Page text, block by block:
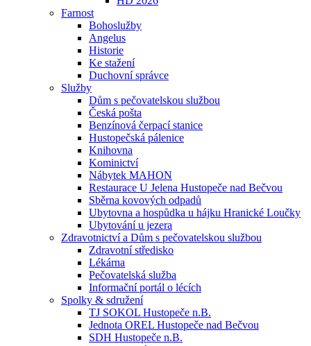
Farnost
Bohoslužby
Angelus
Historie
Ke stažení
Duchovní správce
Služby
Dům s pečovatelskou službou
Česká pošta
Benzínová čerpací stanice
Hustopečská pálenice
Knihovna
Kominictví
Nábytek MAHON
Restaurace U Jelena Hustopeče nad Bečvou
Sběrna kovových odpadů
Ubytovna a hospůdka u hájku Hranické Loučky
Ubytování u jezera
Zdravotnictví a Dům s pečovatelskou službou
Zdravotní středisko
Lékárna
Pečovatelská služba
Informační portál o lécích
Spolky & sdružení
TJ SOKOL Hustopeče n.B.
Jednota OREL Hustopeče nad Bečvou
SDH Hustopeče n.B.